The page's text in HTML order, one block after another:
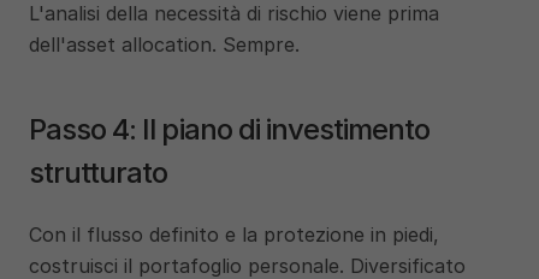
L'analisi della necessità di rischio viene prima
dell'asset allocation. Sempre.
Passo 4: Il piano di investimento
strutturato
Con il flusso definito e la protezione in piedi,
costruisci il portafoglio personale. Diversificato